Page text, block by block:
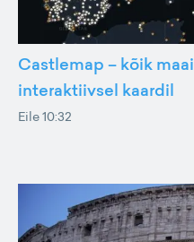
Castlemap – kõik
interaktiivsel kaardil
Eile 10:32